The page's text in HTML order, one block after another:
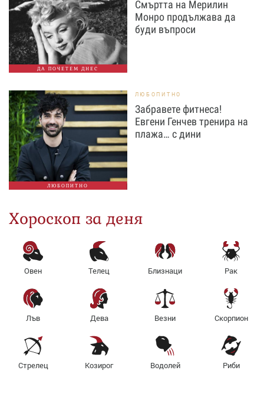
ДА ПОЧЕТЕМ ДНЕС
Смъртта на Мерилин
Монро продължава да
буди въпроси
ЛЮБОПИТНО
ЛЮБОПИТНО
Забравете фитнеса!
Евгени Генчев тренира на
плажа… с дини
Хороскоп за деня
Овен Телец Близнаци Рак
Лъв Дева Везни Скорпион
Стрелец Козирог Водолей Риби